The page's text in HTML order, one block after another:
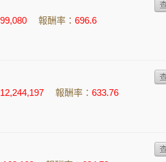
報酬率： 696.6
12,244,197 報酬率： 633.76